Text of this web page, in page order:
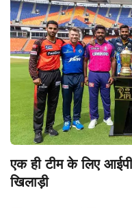
एक ही टीम के लिए
खिलाड़ी